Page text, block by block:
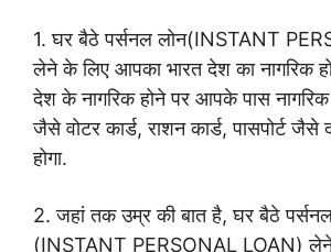
1. घर बैठे पर्सनल लोन(INSTANT
लेने के लिए आपका भारत देश का नागरिक
देश के नागरिक होने पर आपके पास
जैसे वोटर कार्ड, राशन कार्ड, पासपोर्ट
होगा.
2. जहां तक उम्र की बात है, घर बैठे
(INSTANT PERSONAL LOAN)